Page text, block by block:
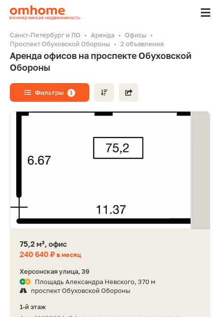
Санкт-Петербург и ЛО Аренда
Офисы
Проспект Обуховской Обороны
2 объявления
Аренда офисов на проспекте Обуховской
Обороны
Фильтры 1
75,2 м², офис
240 640 ₽в месяц
Херсонская улица, 39
Площадь Александра Невского, 370 м
проспект Обуховской Обороны
1-й этаж